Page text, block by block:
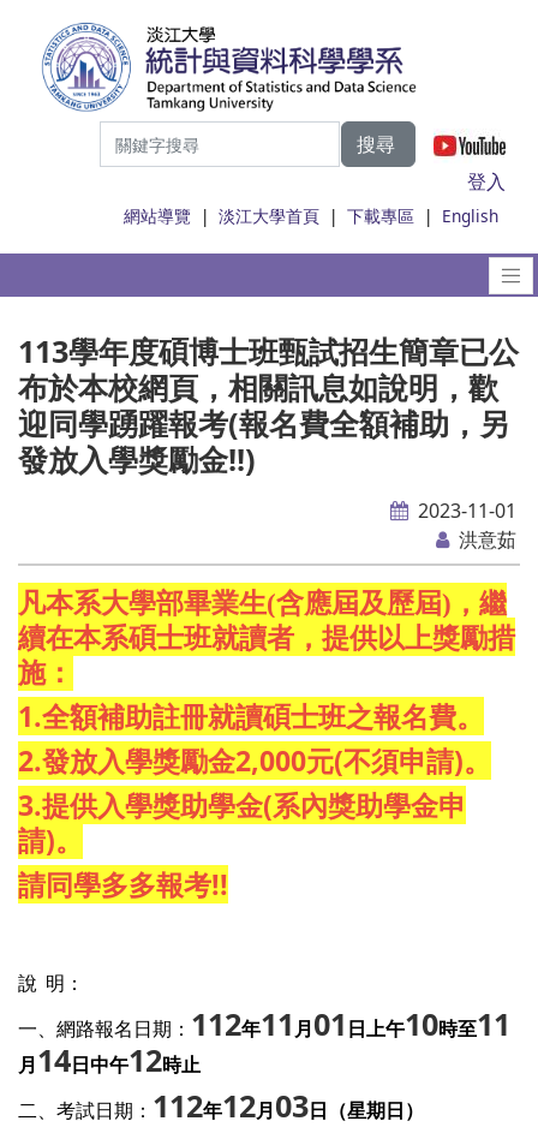
搜尋
登入
網站導覽 |淡江大學首頁 |下載專區 | English
113學年度碩博士班甄試招生簡章已公
布於本校網頁，相關訊息如說明，歡
迎同學踴躍報考(報名費全額補助，另
發放入學獎勵金!!)
2023-11-01
洪意茹
凡本系大學部畢業生(含應屆及歷屆)，繼
續在本系碩士班就讀者，提供以上獎勵措
施：
1.全額補助註冊就讀碩士班之報名費。
2.發放入學獎勵金2,000元(不須申請)。
3.提供入學獎助學金(系內獎助學金申
請)。
請同學多多報考!!
說 明：
一、網路報名日期： 112年11 月 01 日上午10時至11
月 14 日中午12時止
二、考試日期： 112年12月 03 日（星期日）